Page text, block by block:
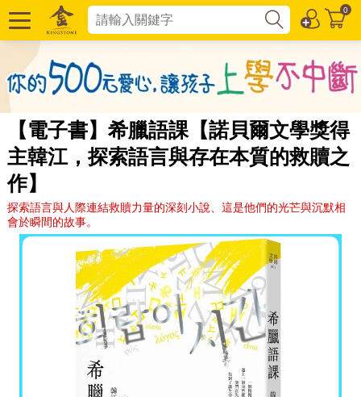
0
【電子書】希臘語課【諾貝爾文學獎得
主韓江，探索語言與存在本質的救贖之
作】
探索語言與人際連結救贖力量的深刻小說、這是他們的光芒與沉默相
會於瞬間的故事。